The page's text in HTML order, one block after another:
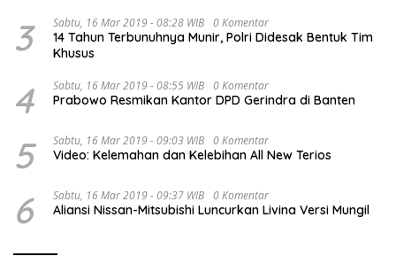
3 Sabtu, 16 Mar 2019 - 08:28 WIB 0 Komentar
14 Tahun Terbunuhnya Munir, Polri Didesak Bentuk Tim
Khusus
4 Sabtu, 16 Mar 2019 - 08:55 WIB 0 Komentar
Prabowo Resmikan Kantor DPD Gerindra di Banten
5 Sabtu, 16 Mar 2019 - 09:03 WIB 0 Komentar
Video: Kelemahan dan Kelebihan All New Terios
6 Sabtu, 16 Mar 2019 - 09:37 WIB 0 Komentar
Aliansi Nissan-Mitsubishi Luncurkan Livina Versi Mungil